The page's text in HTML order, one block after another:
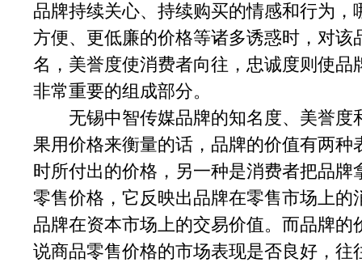
品牌持续关心、持续购买的情感和行为
方便、更低廉的价格等诸多诱惑时，对
名，美誉度使消费者向往，忠诚度则使
非常重要的组成部分。
无锡中智传媒品牌的知名度、美誉度
果用价格来衡量的话，品牌的价值有两
时所付出的价格，另一种是消费者把品
零售价格，它反映出品牌在零售市场上
品牌在资本市场上的交易价值。而品牌
说商品零售价格的市场表现是否良好，